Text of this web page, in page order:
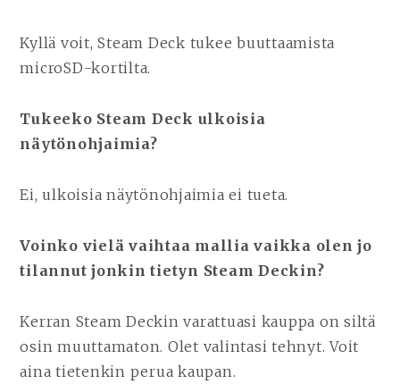
Kyllä voit, Steam Deck tukee buuttaamista
microSD-kortilta.
Tukeeko Steam Deck ulkoisia
näytönohjaimia?
Ei, ulkoisia näytönohjaimia ei tueta.
Voinko vielä vaihtaa mallia vaikka olen jo
tilannut jonkin tietyn Steam Deckin?
Kerran Steam Deckin varattuasi kauppa on siltä
osin muuttamaton. Olet valintasi tehnyt. Voit
aina tietenkin perua kaupan.